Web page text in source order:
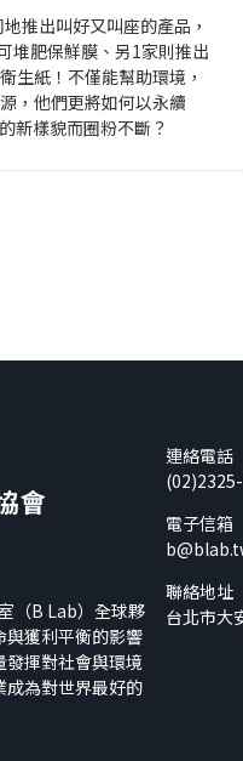
推出叫好又叫座的產品，
堆肥保鮮膜、另1家則推出
生紙！不僅能幫助環境，
，他們更將如何以永續
新樣貌而圈粉不斷？
（B Lab）全球夥
與獲利平衡的影響
發揮對社會與環境
成為對世界最好的
連絡電話
電子信箱
聯絡地址
台北市大